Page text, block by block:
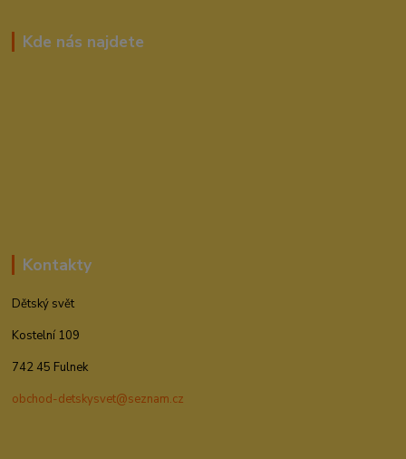
Kde nás najdete
Kontakty
Dětský svět
Kostelní 109
742 45 Fulnek
obchod-detskysvet@seznam.cz